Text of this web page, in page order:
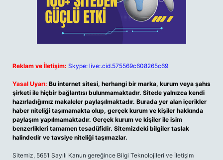
Reklam ve İletişim: Skype: live:.cid.575569c608265c69
Yasal Uyarı: Bu internet sitesi, herhangi bir marka, kurum veya şahıs
şirketi ile hiçbir bağlantısı bulunmamaktadır. Sitede yalnızca kendi
hazırladığımız makaleler paylaşılmaktadır. Burada yer alan içerikler
haber niteliği taşımamakta olup, gerçek kurum ve kişiler hakkında
paylaşım yapılmamaktadır. Gerçek kurum ve kişiler ile isim
benzerlikleri tamamen tesadüfidir. Sitemizdeki bilgiler taslak
halindedir ve tavsiye niteliği taşımazlar.
Sitemiz, 5651 Sayılı Kanun gereğince Bilgi Teknolojileri ve İletişim